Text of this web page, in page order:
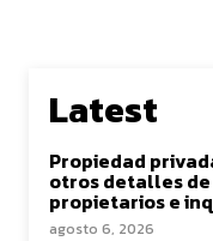
Latest
Propiedad
otros detalles
propietarios e
agosto 6, 2026